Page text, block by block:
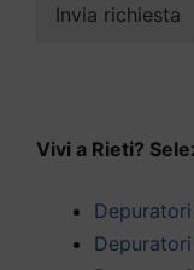
Invia richiesta
Vivi a Rieti?